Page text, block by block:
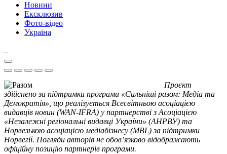
Новини
Ексклюзив
Фото-відео
Україна
Проєкт
здійснено за підтримки програми «Сильніші разом: Медіа та
Демократія», що реалізується Всесвітньою асоціацією
видавців новин (WAN-IFRA) у партнерстві з Асоціацією
«Незалежні регіональні видавці України» (АНРВУ) та
Норвезькою асоціацією медіабізнесу (MBL) за підтримки
Норвегії. Погляди авторів не обов’язково відображають
офіційну позицію партнерів програми.